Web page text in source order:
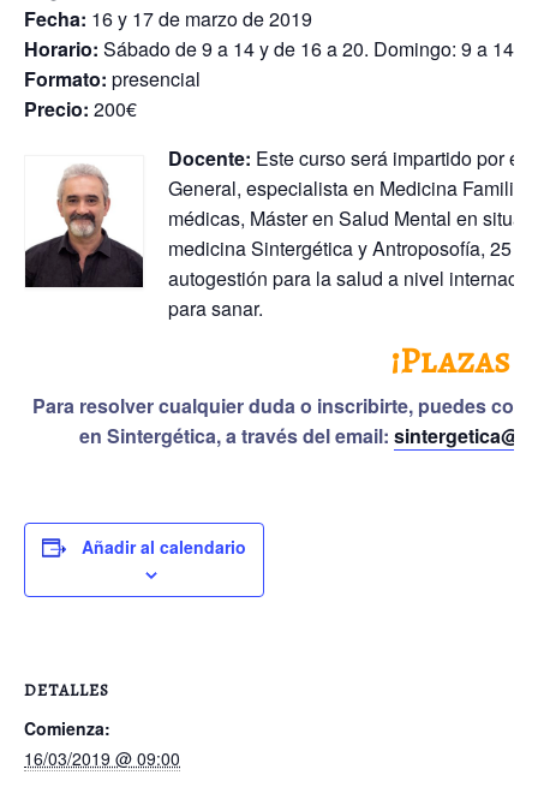
Fecha: 16 y 17 de marzo de 2019
Horario: Sábado de 9 a 14 y de 16 a 20. Domingo: 9 a 14 h.
Formato: presencial
Precio: 200€
Docente: Este curso será impartido por el
General, especialista en Medicina
médicas, Máster en Salud Mental en
medicina Sintergética y Antroposofía, 25
autogestión para la salud a nivel
para sanar.
¡Plazas
Para resolver cualquier duda o inscribirte, puedes
en Sintergética, a través del email:
Añadir al calendario
DETALLES
Comienza:
16/03/2019 @ 09:00